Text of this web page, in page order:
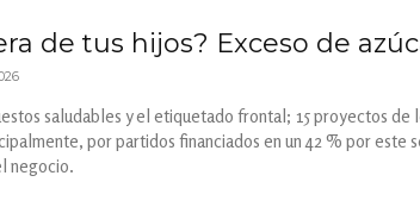
de tus hijos? Exceso de
saludables y el etiquetado frontal; 15 proyectos de
por partidos financiados en un 42 % por este
negocio.